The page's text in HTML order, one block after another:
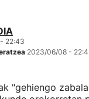
22:43
2023/06/08 -
"gehiengo